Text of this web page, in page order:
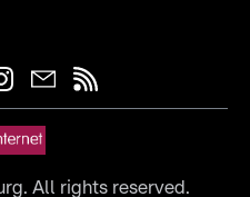
All rights reserved.